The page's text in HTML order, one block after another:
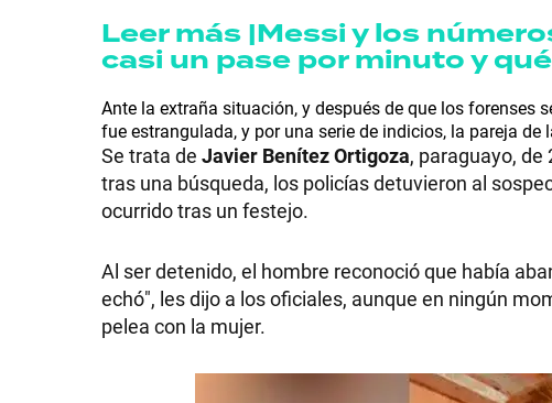
Leer más |Messi y los
casi un pase por minuto y
Ante la extraña situación, y después de que los forenses
fue estrangulada, y por una serie de indicios, la pareja
Se trata de Javier Benítez Ortigoza, paraguayo, de
tras una búsqueda, los policías detuvieron al
ocurrido tras un festejo.
Al ser detenido, el hombre reconoció que había
echó", les dijo a los oficiales, aunque en ningún
pelea con la mujer.
SHOW
POLÍTICA
ACTUALIDAD